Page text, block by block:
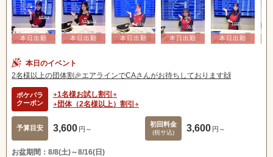
本日のイベント
2名様以上の団体割🎉エアラインでCAさんがお待ちしております🙌
ポケパラ
クーポン
✈️1名様お試し割引✈️
✈️団体（2名様以上）割引✈️
予算目安 3,600 円～
初回料金
(税サ込) 3,600 円～
お盆期間：8/8(土)～8/16(日)